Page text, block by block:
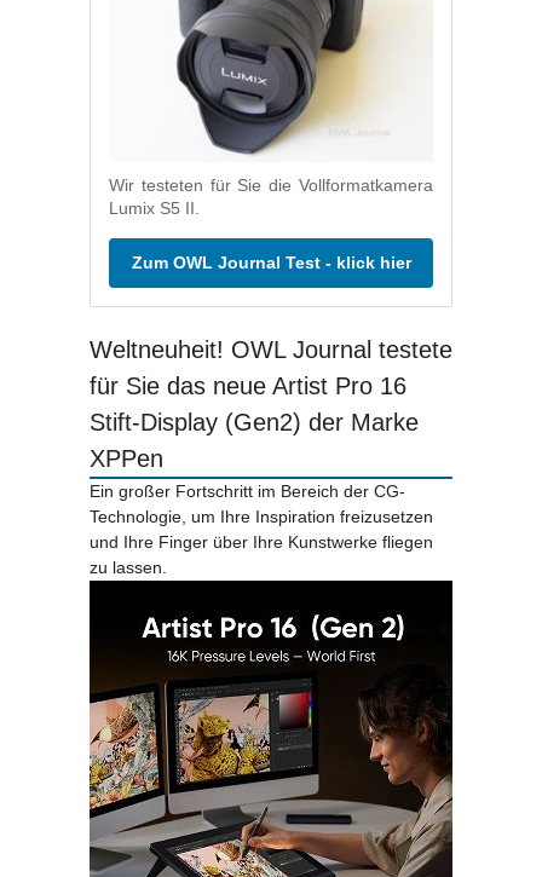
Wir testeten für Sie die Vollformatkamera
Lumix S5 II.
Zum OWL Journal Test - klick hier
Weltneuheit! OWL Journal testete
für Sie das neue Artist Pro 16
Stift-Display (Gen2) der Marke
XPPen
Ein großer Fortschritt im Bereich der CG-
Technologie, um Ihre Inspiration freizusetzen
und Ihre Finger über Ihre Kunstwerke fliegen
zu lassen.